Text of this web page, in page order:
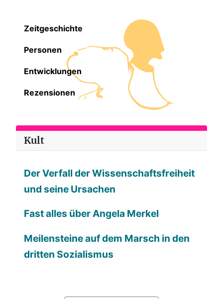
Zeitgeschichte
Personen
Entwicklungen
Rezensionen
Kult
Der Verfall der Wissenschaftsfreiheit
und seine Ursachen
Fast alles über Angela Merkel
Meilensteine auf dem Marsch in den
dritten Sozialismus